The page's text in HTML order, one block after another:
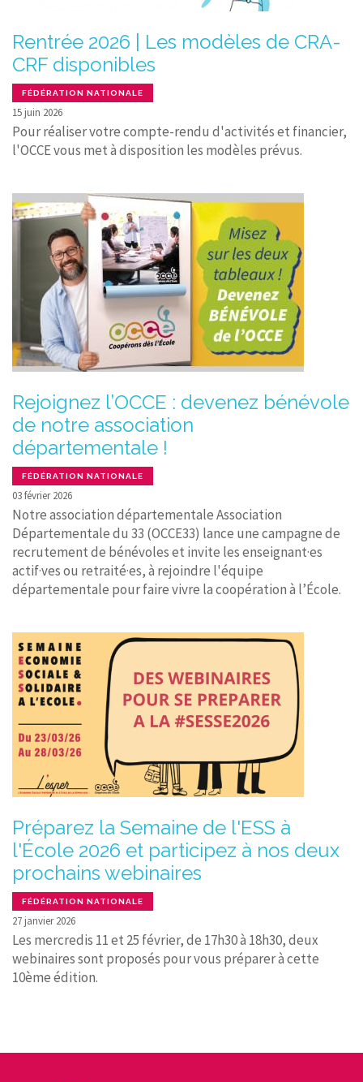
Rentrée 2026 | Les modèles de CRA-
CRF disponibles
FÉDÉRATION NATIONALE
15 juin 2026
Pour réaliser votre compte-rendu d'activités et financier,
l'OCCE vous met à disposition les modèles prévus.
Rejoignez l’OCCE : devenez bénévole
de notre association
départementale !
FÉDÉRATION NATIONALE
03 février 2026
Notre association départementale Association
Départementale du 33 (OCCE33) lance une campagne de
recrutement de bénévoles et invite les enseignant·es
actif·ves ou retraité·es, à rejoindre l'équipe
départementale pour faire vivre la coopération à l’École.
Préparez la Semaine de l'ESS à
l'École 2026 et participez à nos deux
prochains webinaires
FÉDÉRATION NATIONALE
27 janvier 2026
Les mercredis 11 et 25 février, de 17h30 à 18h30, deux
webinaires sont proposés pour vous préparer à cette
10ème édition.